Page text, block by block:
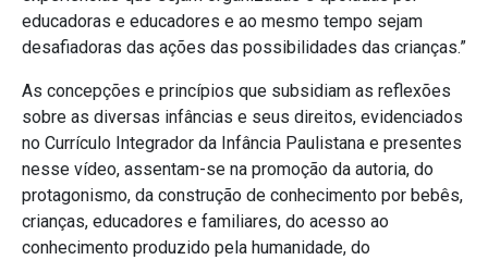
educadoras e educadores e ao mesmo tempo sejam
desafiadoras das ações das possibilidades das crianças.”
As concepções e princípios que subsidiam as reflexões
sobre as diversas infâncias e seus direitos, evidenciados
no Currículo Integrador da Infância Paulistana e presentes
nesse vídeo, assentam-se na promoção da autoria, do
protagonismo, da construção de conhecimento por bebês,
crianças, educadores e familiares, do acesso ao
conhecimento produzido pela humanidade, do